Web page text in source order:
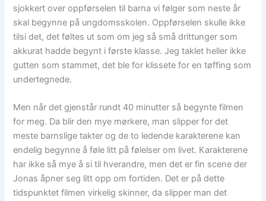
sjokkert over oppførselen til barna vi følger som neste år
skal begynne på ungdomsskolen. Oppførselen skulle ikke
tilsi det, det føltes ut som om jeg så små drittunger som
akkurat hadde begynt i første klasse. Jeg taklet heller ikke
gutten som stammet, det ble for klissete for en tøffing som
undertegnede.
Men når det gjenstår rundt 40 minutter så begynte filmen
for meg. Da blir den mye mørkere, man slipper for det
meste barnslige takter og de to ledende karakterene kan
endelig begynne å føle litt på følelser om livet. Karakterene
har ikke så mye å si til hverandre, men det er fin scene der
Jonas åpner seg litt opp om fortiden. Det er på dette
tidspunktet filmen virkelig skinner, da slipper man det